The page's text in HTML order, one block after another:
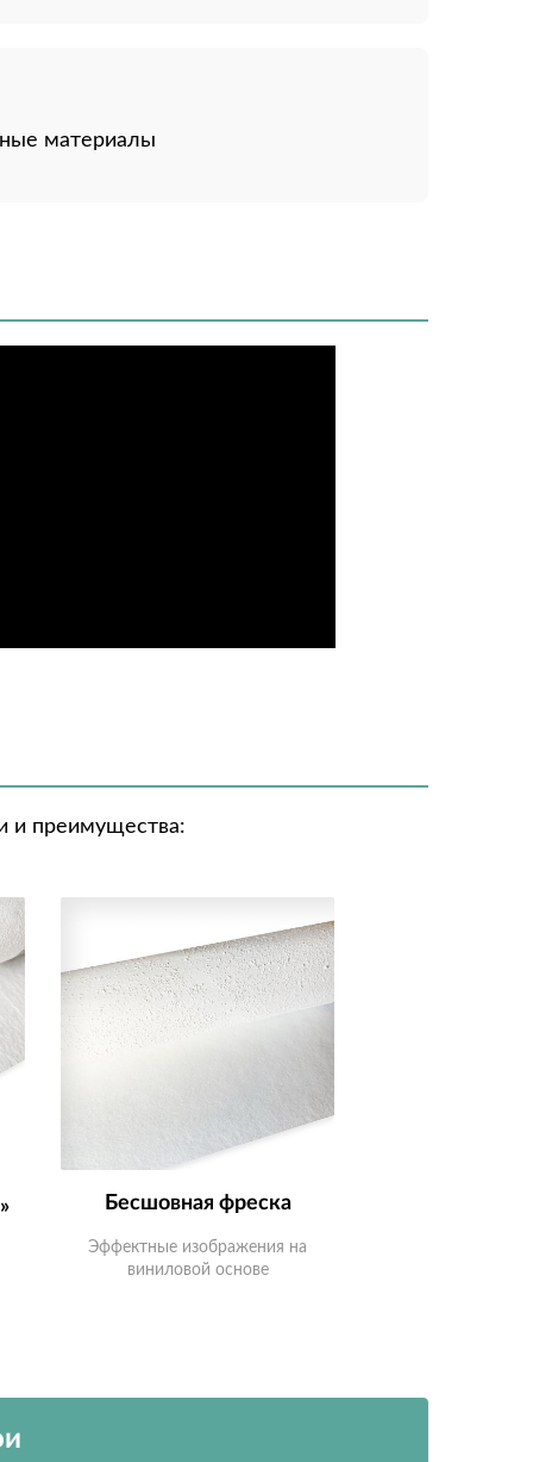
материалы
и преимущества:
Бесшовная фреска
Эффектные изображения на
виниловой основе